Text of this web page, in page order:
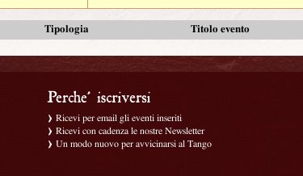
Tipologia Titolo evento
Ricevi per email gli eventi inseriti
Ricevi con cadenza le nostre Newsletter
Un modo nuovo per avvicinarsi al Tango